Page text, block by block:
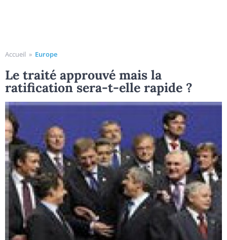
Accueil » Europe
Le traité approuvé mais la
ratification sera-t-elle rapide ?